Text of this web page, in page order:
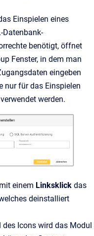
Einspielen eines
Datenbank-
benötigt, öffnet
Fenster, in dem man
eingeben
nur für das Einspielen
werden.
einem Linksklick das
deinstalliert
des Icons wird das Modul